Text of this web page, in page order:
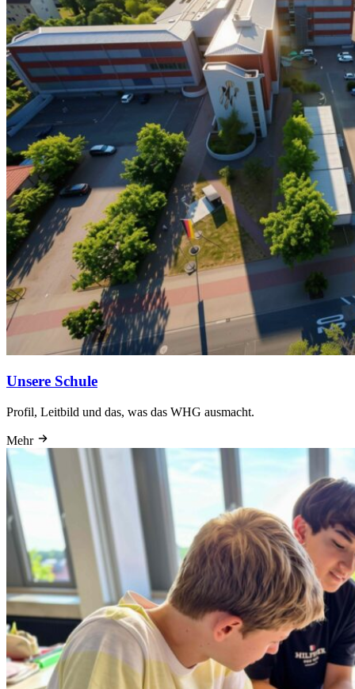
Unsere Schule
Profil, Leitbild und das, was das WHG ausmacht.
Mehr